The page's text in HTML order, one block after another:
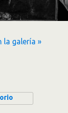
la galería »